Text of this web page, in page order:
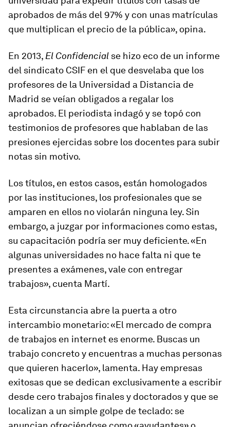
aprobados de más del 97% y con unas matrículas
que multiplican el precio de la pública», opina.
En 2013, El Confidencial se hizo eco de un informe
del sindicato CSIF en el que desvelaba que los
profesores de la Universidad a Distancia de
Madrid se veían obligados a regalar los
aprobados. El periodista indagó y se topó con
testimonios de profesores que hablaban de las
presiones ejercidas sobre los docentes para subir
notas sin motivo.
Los títulos, en estos casos, están homologados
por las instituciones, los profesionales que se
amparen en ellos no violarán ninguna ley. Sin
embargo, a juzgar por informaciones como estas,
su capacitación podría ser muy deficiente. «En
algunas universidades no hace falta ni que te
presentes a exámenes, vale con entregar
trabajos», cuenta Martí.
Esta circunstancia abre la puerta a otro
intercambio monetario: «El mercado de compra
de trabajos en internet es enorme. Buscas un
trabajo concreto y encuentras a muchas personas
que quieren hacerlo», lamenta. Hay empresas
exitosas que se dedican exclusivamente a escribir
desde cero trabajos finales y doctorados y que se
localizan a un simple golpe de teclado: se